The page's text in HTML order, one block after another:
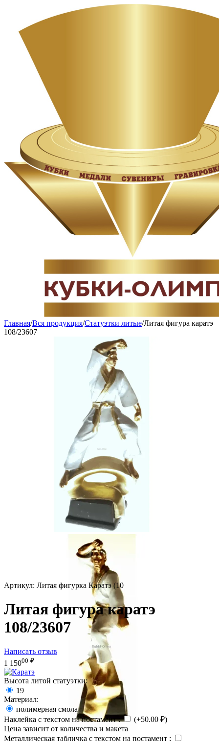
Главная/Вся продукция/Статуэтки литые/Литая фигура каратэ
108/23607
Артикул: Литая фигурка Каратэ (10
Литая фигура каратэ
108/23607
Написать отзыв
1 15000 ₽
Высота литой статуэтки:
19
Материал:
полимерная смола
Наклейка с текстом на постамент: (+50.00 ₽)
Цена зависит от количества и макета
Металлическая табличка с текстом на постамент :